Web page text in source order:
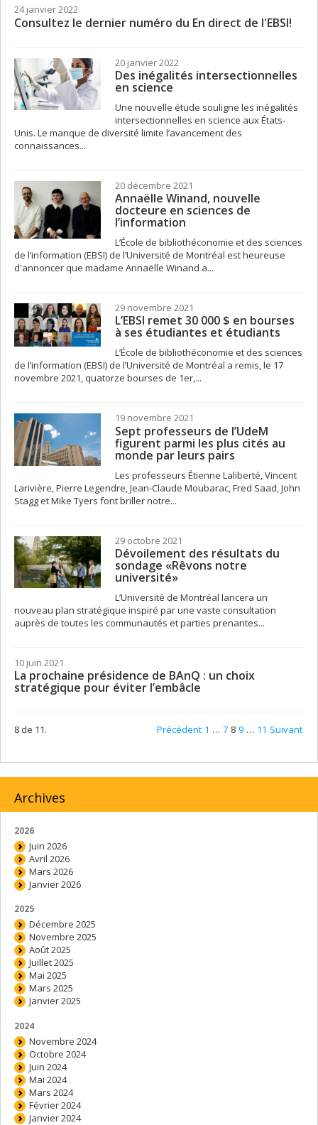
24 janvier 2022
Consultez le dernier numéro du En direct de l'EBSI!
20 janvier 2022
Des inégalités intersectionnelles
en science
Une nouvelle étude souligne les inégalités
intersectionnelles en science aux États-
Unis. Le manque de diversité limite l’avancement des
connaissances...
20 décembre 2021
Annaëlle Winand, nouvelle
docteure en sciences de
l’information
L’École de bibliothéconomie et des sciences
de l’information (EBSI) de l’Université de Montréal est heureuse
d'annoncer que madame Annaëlle Winand a...
29 novembre 2021
L’EBSI remet 30 000 $ en bourses
à ses étudiantes et étudiants
L’École de bibliothéconomie et des sciences
de l’information (EBSI) de l’Université de Montréal a remis, le 17
novembre 2021, quatorze bourses de 1er,...
19 novembre 2021
Sept professeurs de l’UdeM
figurent parmi les plus cités au
monde par leurs pairs
Les professeurs Étienne Laliberté, Vincent
Larivière, Pierre Legendre, Jean-Claude Moubarac, Fred Saad, John
Stagg et Mike Tyers font briller notre...
29 octobre 2021
Dévoilement des résultats du
sondage «Rêvons notre
université»
L’Université de Montréal lancera un
nouveau plan stratégique inspiré par une vaste consultation
auprès de toutes les communautés et parties prenantes...
10 juin 2021
La prochaine présidence de BAnQ : un choix
stratégique pour éviter l’embâcle
8 de 11. Précédent 1 … 7 8 9 … 11 Suivant
Archives
2026
Juin 2026
Avril 2026
Mars 2026
Janvier 2026
2025
Décembre 2025
Novembre 2025
Août 2025
Juillet 2025
Mai 2025
Mars 2025
Janvier 2025
2024
Novembre 2024
Octobre 2024
Juin 2024
Mai 2024
Mars 2024
Février 2024
Janvier 2024